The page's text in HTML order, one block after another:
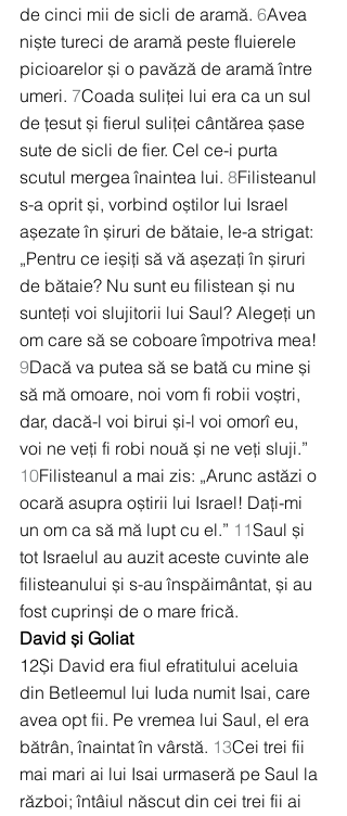
de cinci mii de sicli de aramă. 6Avea
niște tureci de aramă peste fluierele
picioarelor și o pavăză de aramă între
umeri. 7Coada suliței lui era ca un sul
de țesut și fierul suliței cântărea șase
sute de sicli de fier. Cel ce-i purta
scutul mergea înaintea lui. 8Filisteanul
s-a oprit și, vorbind oștilor lui Israel
așezate în șiruri de bătaie, le-a strigat:
„Pentru ce ieșiți să vă așezați în șiruri
de bătaie? Nu sunt eu filistean și nu
sunteți voi slujitorii lui Saul? Alegeți un
om care să se coboare împotriva mea!
9Dacă va putea să se bată cu mine și
să mă omoare, noi vom fi robii voștri,
dar, dacă-l voi birui și-l voi omorî eu,
voi ne veți fi robi nouă și ne veți sluji.”
10Filisteanul a mai zis: „Arunc astăzi o
ocară asupra oștirii lui Israel! Dați-mi
un om ca să mă lupt cu el.” 11Saul și
tot Israelul au auzit aceste cuvinte ale
filisteanului și s-au înspăimântat, și au
fost cuprinși de o mare frică.
David și Goliat
12Și David era fiul efratitului aceluia
din Betleemul lui Iuda numit Isai, care
avea opt fii. Pe vremea lui Saul, el era
bătrân, înaintat în vârstă. 13Cei trei fii
mai mari ai lui Isai urmaseră pe Saul la
război; întâiul născut din cei trei fii ai